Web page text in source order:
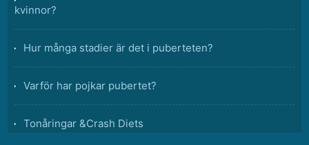
kvinnor?
Hur många stadier är det i puberteten?
Varför har pojkar pubertet?
Tonåringar &Crash Diets